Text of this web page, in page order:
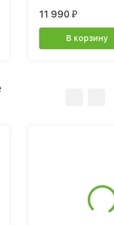
11 990 ₽
В корзину